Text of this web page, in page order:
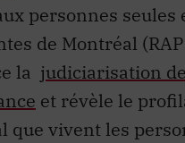
personnes seules
de Montréal
la judiciarisation de
et révèle le
que vivent les